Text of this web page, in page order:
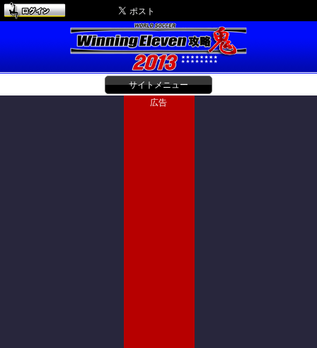
サイトメニュー
広告